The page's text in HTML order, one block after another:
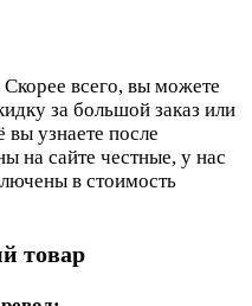
всего, вы можете
за большой заказ или
вы узнаете после
на сайте честные, у нас
в стоимость
товар